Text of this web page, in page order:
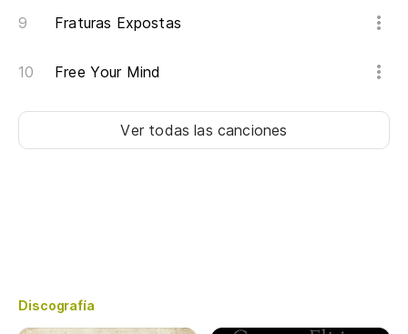
Fraturas Expostas
Free Your Mind
Ver todas las canciones
Discografía